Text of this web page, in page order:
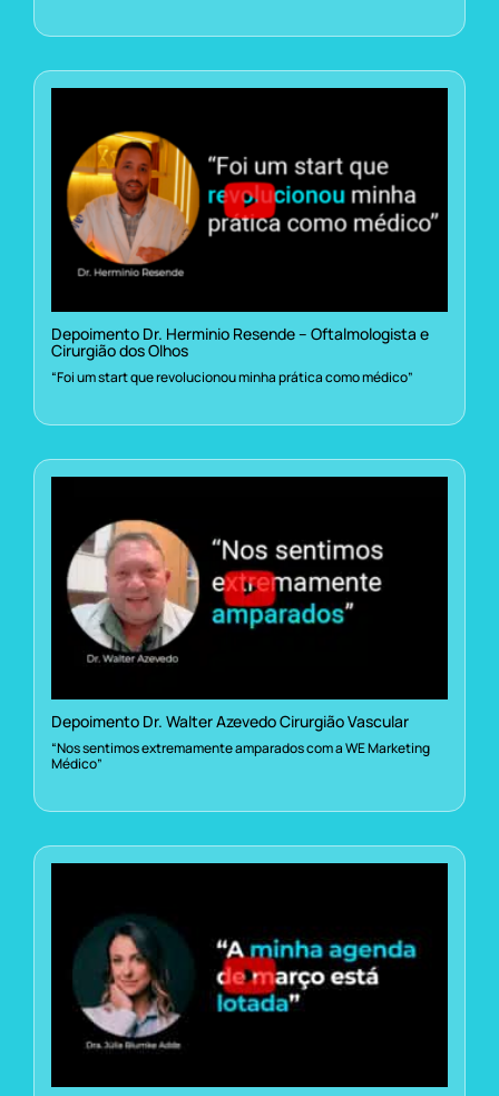
Depoimento Dr. Herminio Resende – Oftalmologista e
Cirurgião dos Olhos
“Foi um start que revolucionou minha prática como médico”
Depoimento Dr. Walter Azevedo Cirurgião Vascular
“Nos sentimos extremamente amparados com a WE Marketing
Médico”